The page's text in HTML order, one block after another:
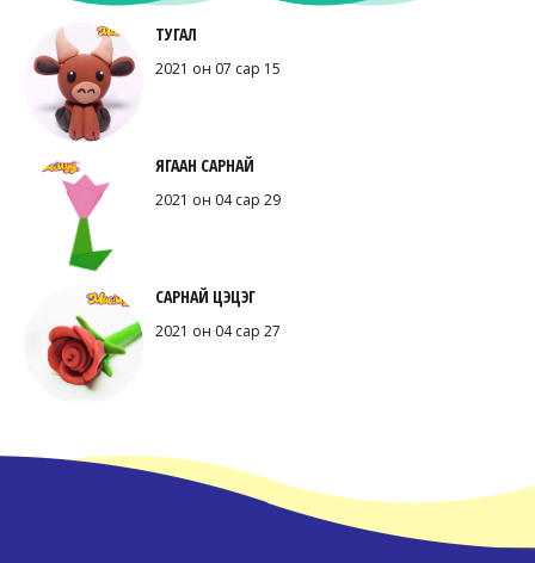
ТУГАЛ
2021 он 07 сар 15
ЯГААН САРНАЙ
2021 он 04 сар 29
САРНАЙ ЦЭЦЭГ
2021 он 04 сар 27